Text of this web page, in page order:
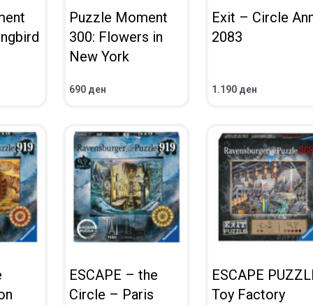
Puzzle Moment
300: Flowers in
New York
690 ден
ВО КОШНИЧКА
Exit – Circle
2083
1.190 ден
ВО КОШНИЧКА
ESCAPE – the
Circle – Paris
ESCAPE
Toy Factory